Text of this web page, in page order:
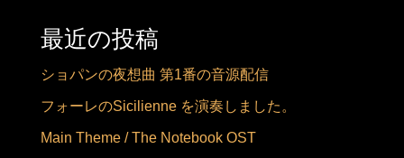
最近の投稿
ショパンの夜想曲 第1番の音源配信
フォーレのSicilienne を演奏しました。
Main Theme / The Notebook OST